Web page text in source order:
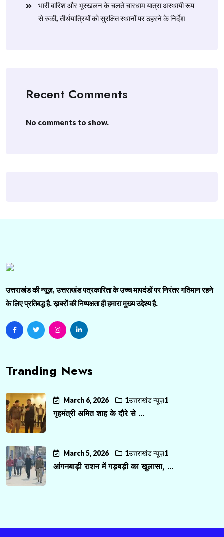
​भारी बारिश और भूस्खलन के चलते चारधाम यात्रा अस्थायी रूप
से रुकी, तीर्थयात्रियों को सुरक्षित स्थानों पर ठहरने के निर्देश
Recent Comments
No comments to show.
उत्तराखंड की न्यूज़, उत्तराखंड पत्रकारिता के उच्च मापदंडों पर निरंतर गतिमान रहने
के लिए प्रतिबद्ध है. ख़बरों की निष्पक्षता ही हमारा मुख्य उद्देश्य है.
Tranding News
March 6, 2026 1उत्तराखंड न्यूज़1
गृहमंत्री अमित शाह के दौरे से ...
March 5, 2026 1उत्तराखंड न्यूज़1
आंगनबाड़ी राशन में गड़बड़ी का खुलासा, ...